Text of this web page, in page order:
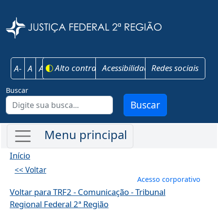
A- A A+ Alto contrasteAcessibilidadeRedes sociais
Buscar
Buscar
Início
<< Voltar
Menu de
Acesso corporativo
Voltar para TRF2 - Comunicação - Tribunal
Regional Federal 2ª Região